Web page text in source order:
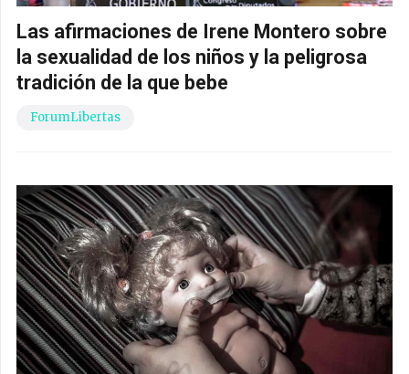
Las afirmaciones de Irene Montero sobre
la sexualidad de los niños y la peligrosa
tradición de la que bebe
ForumLibertas